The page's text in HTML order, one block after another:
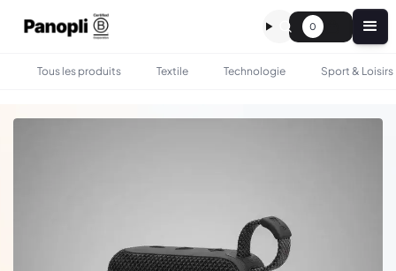
0
Tous les produits Textile Technologie Sport & Loisirs